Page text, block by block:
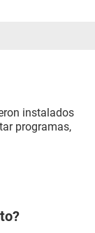
instalados
programas,